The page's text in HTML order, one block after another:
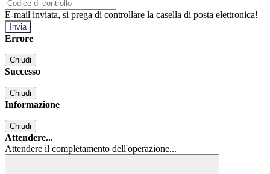
E-mail inviata, si prega di controllare la casella di posta elettronica!
Errore
Chiudi
Successo
Chiudi
Informazione
Chiudi
Attendere...
Attendere il completamento dell'operazione...